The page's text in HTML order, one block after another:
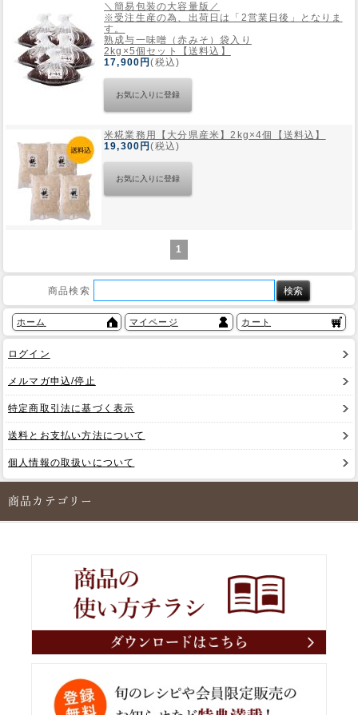
＼簡易包装の大容量版／
※受注生産の為、出荷日は「2営業日後」となりま
す。
熟成与一味噌（赤みそ）袋入り
2kg×5個セット【送料込】
17,900円(税込)
米糀業務用【大分県産米】2kg×4個【送料込】
19,300円(税込)
1
商品検索
ホーム マイページ カート
ログイン
メルマガ申込/停止
特定商取引法に基づく表示
送料とお支払い方法について
個人情報の取扱いについて
商品カテゴリー